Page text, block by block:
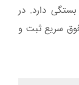
دارد. در
سریع ثبت و